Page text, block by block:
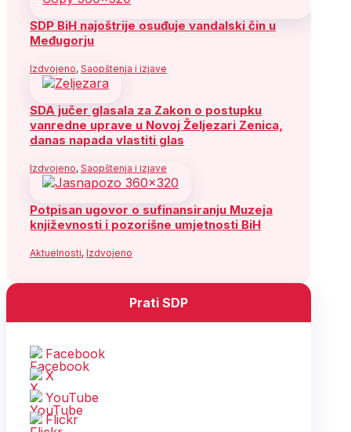
SDP BiH najoštrije osuđuje vandalski čin u
Međugorju
Izdvojeno, Saopštenja i izjave
SDA jučer glasala za Zakon o postupku
vanredne uprave u Novoj Željezari Zenica,
danas napada vlastiti glas
Izdvojeno, Saopštenja i izjave
Potpisan ugovor o sufinansiranju Muzeja
književnosti i pozorišne umjetnosti BiH
Aktuelnosti, Izdvojeno
Prati SDP
Facebook
X
YouTube
Flickr